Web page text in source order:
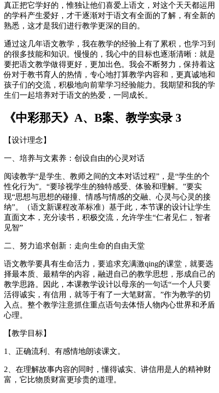
真正把它学好的，惟独让他们喜爱上语文，对这个天天都运用
的学科产生爱好，才干逐渐对于语文有全面的了解，有全新的
熟悉，这才是我们进行教学更深的目的。
通过这几年语文教学，我在教学的经验上有了累积，也学习到
的很多技能和知识。慢慢的，我心中的目标也逐渐清晰：就是
要把语文教学做得更好，更加出色。我会不断努力，保持着这
份对于教书育人的热情，专心地打算教学内容和，更真诚地和
孩子们的交流，积极地向前辈学习经验能力。我期望和我的学
生们一起培养对于语文的热爱，一同成长。
《中彩那天》A、B案、教学实录 3
【设计理念】
一、培养与文素养：创设自由的心灵对话
阅读教学“是学生、教师之间的文本对话过程”，是“学生的个
性化行为”。“要珍视学生的独特感受、体验和理解。”要实
现“思想与思想的碰撞、情感与情感的交融、心灵与心灵的接
纳”。（语文新课程改革标准）基于此，本节课的设计让学生
直面文本，充分读书，积极交流，允许学生“仁者见仁，智者
见智”
二、努力追求创新：走向生命的自由天堂
语文教学要具有生命活力，要追求充满激qing的课堂，就要选
择最本质、最精华的内容，融进自己的教学思想，形成自己的
教学思路。因此，本课教学设计以母亲的一句话“一个人只要
活得诚实，有信用，就等于有了一大笔财富。”作为教学的切
入点。整个教学注意抓住重点语句去体悟人物内心世界和矛盾
心理。
【教学目标】
1、正确流利、有感情地朗读课文。
2、在理解故事内容的同时，懂得诚实、讲信用是人的精神财
富，它比物质财富更珍贵的道理。